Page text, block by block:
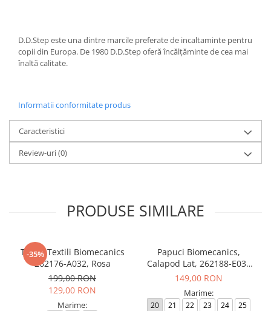
D.D.Step este una dintre marcile preferate de incaltaminte pentru
copii din Europa. De 1980 D.D.Step oferă încălțăminte de cea mai
înaltă calitate.
Informatii conformitate produs
Caracteristici
Review-uri(0)
PRODUSE SIMILARE
-35%
Tenisi Textili Biomecanics
262176-A032, Rosa
199,00 RON
129,00 RON
Marime:
Papuci Biomecanics,
Calapod Lat, 262188-E032
Rosa, Wider Biohome
149,00 RON
Marime:
20 21 22 23 24
25